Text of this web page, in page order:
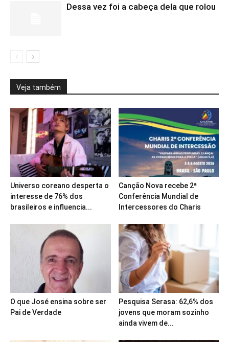
Dessa vez foi a cabeça dela que rolou
Veja também
Universo coreano desperta o
interesse de 76% dos
brasileiros e influencia...
Canção Nova recebe 2ª
Conferência Mundial de
Intercessores do Charis
O que José ensina sobre ser
Pai de Verdade
Pesquisa Serasa: 62,6% dos
jovens que moram sozinho
ainda vivem de...